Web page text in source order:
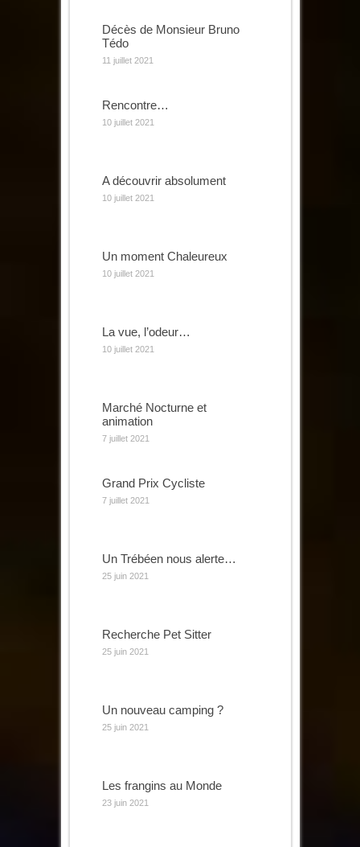
Décès de Monsieur Bruno
Tédo
11 juillet 2021
Rencontre…
10 juillet 2021
A découvrir absolument
10 juillet 2021
Un moment Chaleureux
10 juillet 2021
La vue, l’odeur…
10 juillet 2021
Marché Nocturne et
animation
7 juillet 2021
Grand Prix Cycliste
7 juillet 2021
Un Trébéen nous alerte…
25 juin 2021
Recherche Pet Sitter
25 juin 2021
Un nouveau camping ?
25 juin 2021
Les frangins au Monde
23 juin 2021